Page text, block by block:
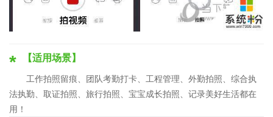
【适用场景】
工作拍照留痕、团队考勤打卡、工程管理、外勤拍照、综合执
法执勤、取证拍照、旅行拍照、宝宝成长拍照、记录美好生活都在
用！